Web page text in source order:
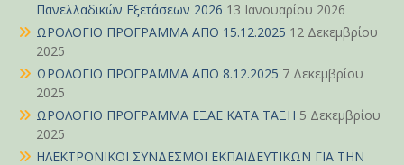
Πανελλαδικών Εξετάσεων 2026 13 Ιανουαρίου 2026
ΩΡΟΛΟΓΙΟ ΠΡΟΓΡΑΜΜΑ ΑΠΟ 15.12.2025 12 Δεκεμβρίου
2025
ΩΡΟΛΟΓΙΟ ΠΡΟΓΡΑΜΜΑ ΑΠΟ 8.12.2025 7 Δεκεμβρίου
2025
ΩΡΟΛΟΓΙΟ ΠΡΟΓΡΑΜΜΑ ΕΞΑΕ ΚΑΤΑ ΤΑΞΗ 5 Δεκεμβρίου
2025
ΗΛΕΚΤΡΟΝΙΚΟΙ ΣΥΝΔΕΣΜΟΙ ΕΚΠΑΙΔΕΥΤΙΚΩΝ ΓΙΑ ΤΗΝ